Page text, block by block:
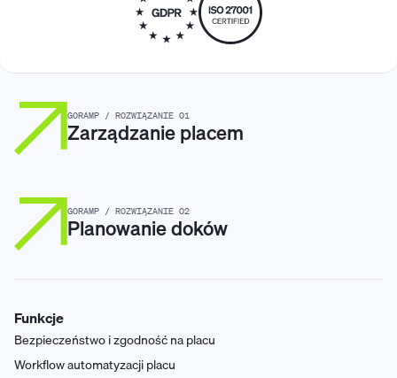
GORAMP / ROZWIĄZANIE 01
Zarządzanie placem
GORAMP / ROZWIĄZANIE 02
Planowanie doków
Funkcje
Bezpieczeństwo i zgodność na placu
Workflow automatyzacji placu